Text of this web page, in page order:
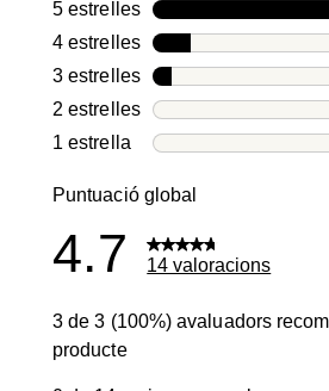
5 estrellesestrelles
4 estrellesestrelles
3 estrellesestrelles
2 estrellesestrelles
1 estrellaestrelles
Puntuació global
4.7 14 valoracions
3 de 3 (100%) avaluadors
producte